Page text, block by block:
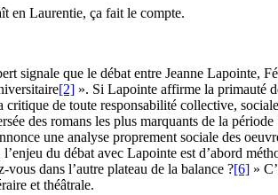
en Laurentie, ça fait le compte.
signale que le débat entre Jeanne Lapointe,
[2] ». Si Lapointe affirme la primauté
critique de toute responsabilité collective,
des romans les plus marquants de la
une analyse proprement sociale des
du débat avec Lapointe est d’abord
dans l’autre plateau de la balance ?[6] »
et théâtrale.